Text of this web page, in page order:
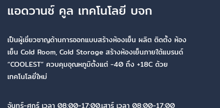
แอดวานซ์ คูล เทคโนโลยี บจก
เป็นผู้เชี่ยวชาญด้านการออกแบบสร้างห้องเย็น ผลิต ติดตั้ง ห้อง
เย็น Cold Room, Cold Storage สร้างห้องเย็นภายใต้แบรนด์
“COOLEST” ควบคุมอุณหภูมิตั้งแต่ -40 ถึง +18C ด้วย
เทคโนโลยี่ใหม่
จันทร์-ศุกร์ เวลา 08:00-17:00,เสาร์ เวลา 08:00-17:00